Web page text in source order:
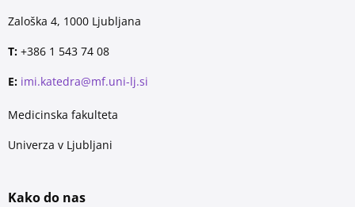
Zaloška 4, 1000 Ljubljana
T: +386 1 543 74 08
E: imi.katedra@mf.uni-lj.si
Medicinska fakulteta
Univerza v Ljubljani
Kako do nas